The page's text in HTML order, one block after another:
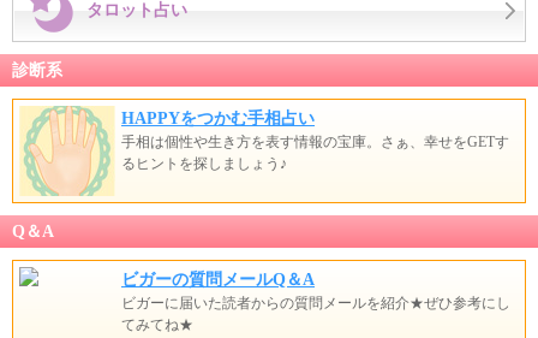
タロット占い
診断系
HAPPYをつかむ手相占い
手相は個性や生き方を表す情報の宝庫。さぁ、幸せをGETす
るヒントを探しましょう♪
Q＆A
ビガーの質問メールQ＆A
ビガーに届いた読者からの質問メールを紹介★ぜひ参考にし
てみてね★